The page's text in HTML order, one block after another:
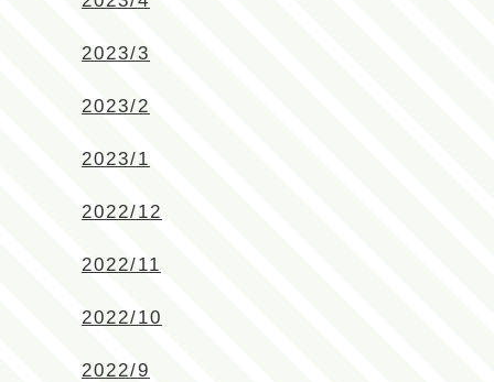
2023/3
2023/2
2023/1
2022/12
2022/11
2022/10
2022/9